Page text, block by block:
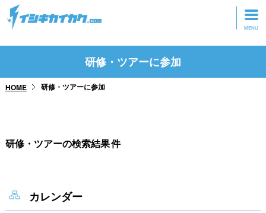
トップページ
研修・ツアーに参加
研修・ツアーに参加
HOME 研修・ツアーに参加
研修・ツアーの検索結果件
カレンダー